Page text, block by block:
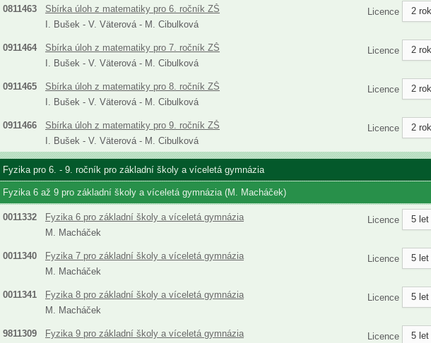
0811463
Sbírka úloh z matematiky pro 6. ročník ZŠ
I. Bušek - V. Väterová - M. Cibulková
Licence 2
0911464
Sbírka úloh z matematiky pro 7. ročník ZŠ
I. Bušek - V. Väterová - M. Cibulková
Licence 2
0911465
Sbírka úloh z matematiky pro 8. ročník ZŠ
I. Bušek - V. Väterová - M. Cibulková
Licence 2
0911466
Sbírka úloh z matematiky pro 9. ročník ZŠ
I. Bušek - V. Väterová - M. Cibulková
Licence 2
Fyzika pro 6. - 9. ročník pro základní školy a víceletá gymnázia
Fyzika 6 až 9 pro základní školy a víceletá gymnázia (M. Macháček)
0011332
Fyzika 6 pro základní školy a víceletá gymnázia
M. Macháček
Licence 5 let
0011340
Fyzika 7 pro základní školy a víceletá gymnázia
M. Macháček
Licence 5 let
0011341
Fyzika 8 pro základní školy a víceletá gymnázia
M. Macháček
Licence 5 let
9811309
Fyzika 9 pro základní školy a víceletá gymnázia
Licence 5 let